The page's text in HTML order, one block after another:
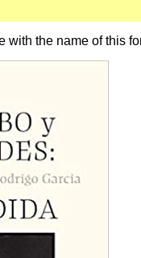
with the name of this